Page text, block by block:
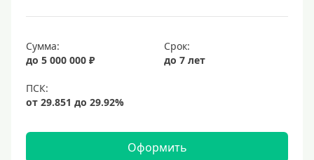
Сумма:
до 5 000 000 ₽
Срок:
до 7 лет
Оформить